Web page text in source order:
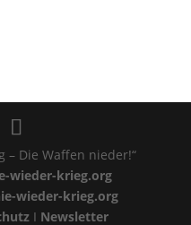
– Die Waffen nieder!“
wieder-krieg.org
wieder-krieg.org
I Newsletter